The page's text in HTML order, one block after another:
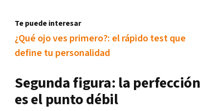
Te puede interesar
¿Qué ojo ves primero?: el rápido test que
define tu personalidad
Segunda figura: la perfección
es el punto débil